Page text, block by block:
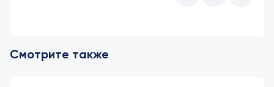
Смотрите также